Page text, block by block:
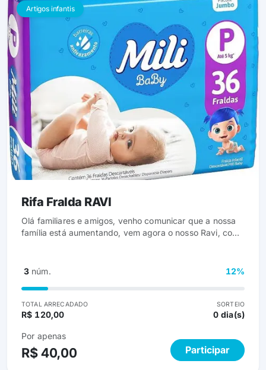
Artigos infantis
Rifa Fralda RAVI
Olá familiares e amigos, venho comunicar que a nossa
família está aumentando, vem agora o nosso Ravi, com
forma de cada um demonstrar o carinho pelo nosso
3 núm. 12%
TOTAL ARRECADADO
R$ 120,00
SORTEIO
0 dia(s)
Por apenas
R$ 40,00 Participar